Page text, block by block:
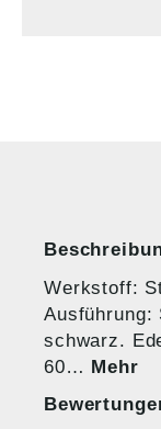
Werkstoff:
Ausführung:
schwarz.
60… Mehr